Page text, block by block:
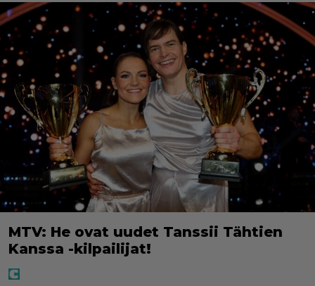
MTV: He ovat uudet Tanssii Tähtien
Kanssa -kilpailijat!